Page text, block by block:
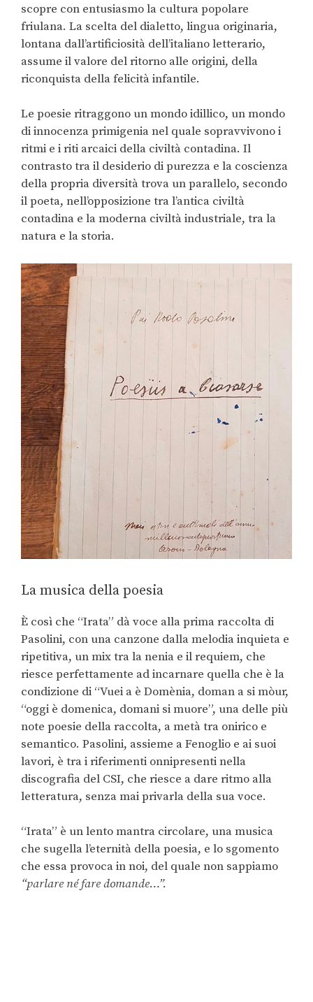
scopre con entusiasmo la cultura popolare
friulana. La scelta del dialetto, lingua originaria,
lontana dall’artificiosità dell’italiano letterario,
assume il valore del ritorno alle origini, della
riconquista della felicità infantile.
Le poesie ritraggono un mondo idillico, un mondo
di innocenza primigenia nel quale sopravvivono i
ritmi e i riti arcaici della civiltà contadina. Il
contrasto tra il desiderio di purezza e la coscienza
della propria diversità trova un parallelo, secondo
il poeta, nell’opposizione tra l’antica civiltà
contadina e la moderna civiltà industriale, tra la
natura e la storia.
La musica della poesia
È così che “Irata” dà voce alla prima raccolta di
Pasolini, con una canzone dalla melodia inquieta e
ripetitiva, un mix tra la nenia e il requiem, che
riesce perfettamente ad incarnare quella che è la
condizione di “Vuei a è Domènia, doman a si mòur,
“oggi è domenica, domani si muore”, una delle più
note poesie della raccolta, a metà tra onirico e
semantico. Pasolini, assieme a Fenoglio e ai suoi
lavori, è tra i riferimenti onnipresenti nella
discografia del CSI, che riesce a dare ritmo alla
letteratura, senza mai privarla della sua voce.
“Irata” è un lento mantra circolare, una musica
che sugella l’eternità della poesia, e lo sgomento
che essa provoca in noi, del quale non sappiamo
“parlare né fare domande…”.